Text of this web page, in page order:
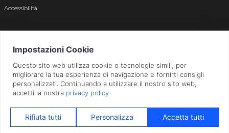
Accessibilità
Bergamo n. 01496180165 · Capitale Sociale i.v. € 800.000,00